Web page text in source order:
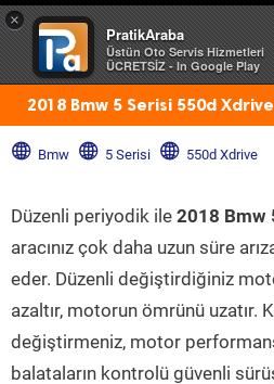
×
PratikAraba
Üstün Oto Servis Hizmetleri
ÜCRETSİZ - In Google Play
2018 Bmw 5 Serisi 550d
Bmw 5 Serisi 550d Xdrive
Düzenli periyodik ile 2018 Bmw
aracınız çok daha uzun süre
eder. Düzenli değiştirdiğiniz
azaltır, motorun ömrünü uzatır.
değiştirmeniz, motor
balataların kontrolü güvenli